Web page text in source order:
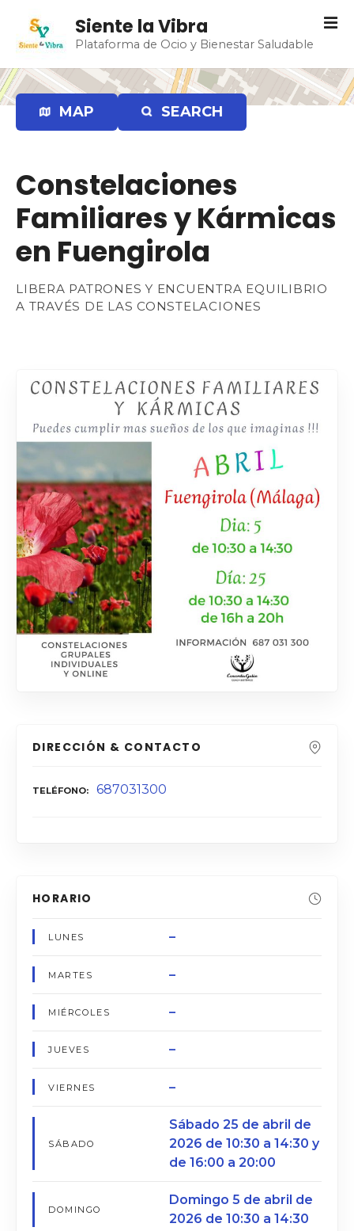
t
a
r
Siente la Vibra
Plataforma de Ocio y Bienestar Saludable
MAP SEARCH
Constelaciones
Familiares y Kármicas
en Fuengirola
LIBERA PATRONES Y ENCUENTRA EQUILIBRIO
A TRAVÉS DE LAS CONSTELACIONES
DIRECCIÓN & CONTACTO
TELÉFONO 687031300
HORARIO
LUNES –
MARTES –
MIÉRCOLES –
JUEVES –
VIERNES –
SÁBADO
Sábado 25 de abril de
2026 de 10:30 a 14:30 y
de 16:00 a 20:00
DOMINGO
Domingo 5 de abril de
2026 de 10:30 a 14:30